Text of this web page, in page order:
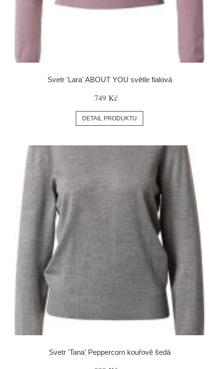
Svetr 'Lara' ABOUT YOU světle fialová
749 Kč
DETAIL PRODUKTU
Svetr 'Tana' Peppercorn kouřově šedá